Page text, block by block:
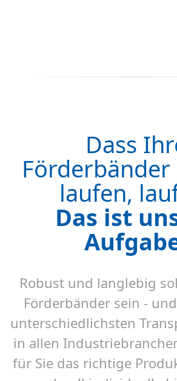
Dass
laufen,
Das ist
Robust und langlebig
Förderbänder sein -
unterschiedlichsten
in allen
für Sie das richtige